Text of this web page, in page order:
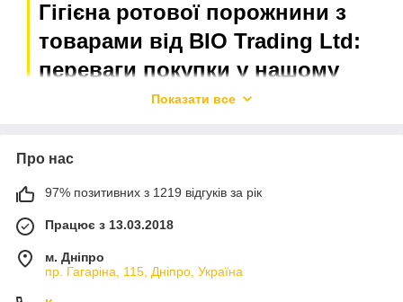
Гігієна ротової порожнини з
товарами від BIO Trading Ltd:
переваги покупки у нашому
інтернет-магазині
засобів по догляду за ротовою порожниною з
відповідає високим стандартам якості та безпеки.
Лояльні ціни
Показати все
Про нас
97% позитивних з 1219 відгуків за рік
Працює з 13.03.2018
м. Дніпро
пр. Гагаріна, 115, Дніпро, Україна